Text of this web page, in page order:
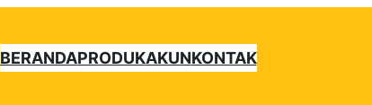
BERANDAPRODUKAKUNKONTAK